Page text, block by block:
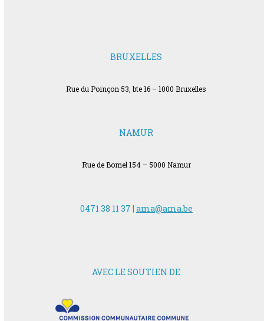
BRUXELLES
Rue du Poinçon 53, bte 16 – 1000 Bruxelles
NAMUR
Rue de Bomel 154 – 5000 Namur
0471 38 11 37 | ama@ama.be
AVEC LE SOUTIEN DE